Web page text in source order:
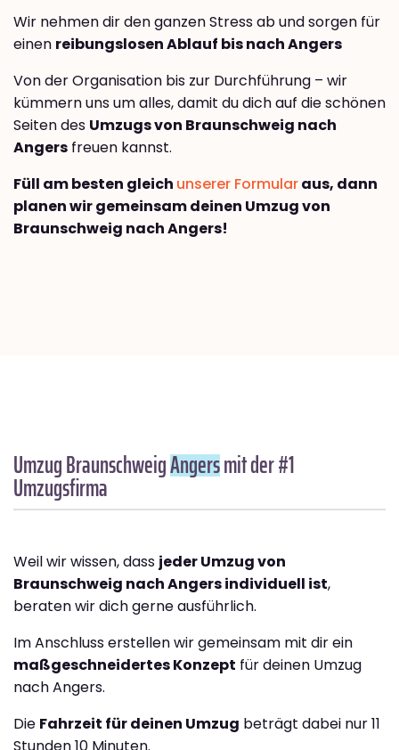
Wir nehmen dir den ganzen Stress ab und sorgen für
einen reibungslosen Ablauf bis nach Angers
Von der Organisation bis zur Durchführung – wir
kümmern uns um alles, damit du dich auf die schönen
Seiten des Umzugs von Braunschweig nach
Angers freuen kannst.
Füll am besten gleich unserer Formularaus, dann
planen wir gemeinsam deinen Umzug von
Braunschweig nach Angers!
Umzug BraunschweigAngersmit der #1
Umzugsfirma
Weil wir wissen, dass jeder Umzug von
Braunschweig nach Angers individuell ist,
beraten wir dich gerne ausführlich.
Im Anschluss erstellen wir gemeinsam mit dir ein
maßgeschneidertes Konzept für deinen Umzug
nach Angers.
Die Fahrzeit für deinen Umzug beträgt dabei nur 11